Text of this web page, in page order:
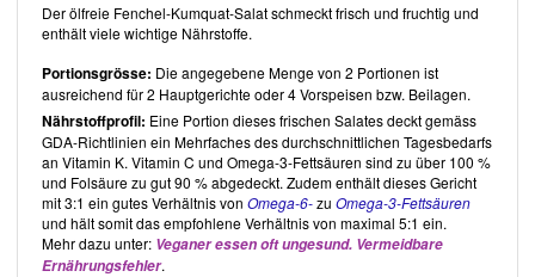
Der ölfreie Fenchel-Kumquat-Salat schmeckt frisch und fruchtig und
enthält viele wichtige Nährstoffe.
Portionsgrösse: Die angegebene Menge von 2 Portionen ist
ausreichend für 2 Hauptgerichte oder 4 Vorspeisen bzw. Beilagen.
Nährstoffprofil: Eine Portion dieses frischen Salates deckt gemäss
GDA-Richtlinien ein Mehrfaches des durchschnittlichen Tagesbedarfs
an Vitamin K. Vitamin C und Omega-3-Fettsäuren sind zu über 100 %
und Folsäure zu gut 90 % abgedeckt. Zudem enthält dieses Gericht
mit 3:1 ein gutes Verhältnis von Omega-6-zu Omega-3-Fettsäuren
und hält somit das empfohlene Verhältnis von maximal 5:1 ein.
Mehr dazu unter: Veganer essen oft ungesund. Vermeidbare
Ernährungsfehler.